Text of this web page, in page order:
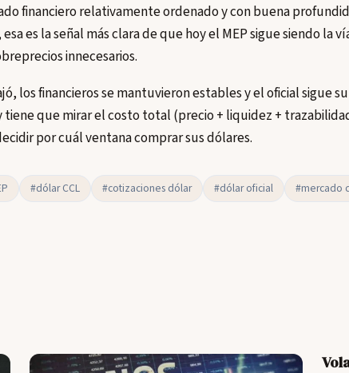
financiero relativamente ordenado y con buena
es la señal más clara de que hoy el MEP sigue siendo la
innecesarios.
los financieros se mantuvieron estables y el oficial sigue
tiene que mirar el costo total (precio + liquidez +
por cuál ventana comprar sus dólares.
#dólar CCL #cotizaciones dólar #dólar oficial #mercado